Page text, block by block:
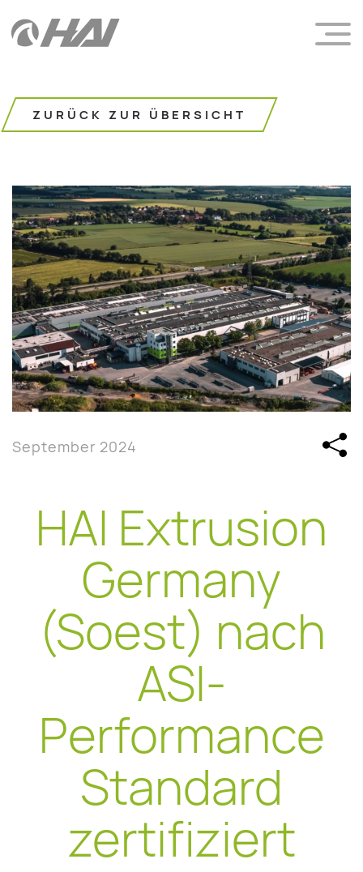
ZURÜCK ZUR ÜBERSICHT
September 2024
HAI Extrusion
Germany
(Soest) nach
ASI-
Performance
Standard
zertifiziert